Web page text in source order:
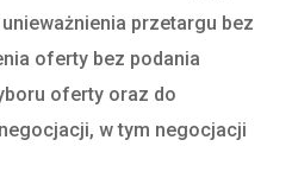
przetargu bez
oferty bez podania
oferty oraz do
w tym negocjacji